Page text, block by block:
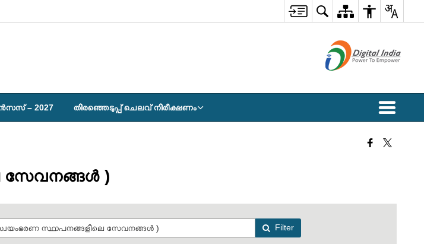
– 2027 തിരഞ്ഞെടുപ്പ് ചെലവ് നിരീക്ഷണം
സേവനങ്ങൾ )
Filter